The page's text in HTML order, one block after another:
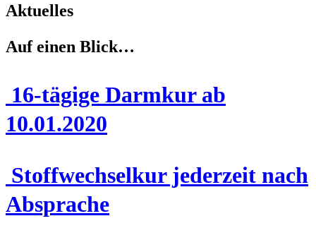
Aktuelles
Auf einen Blick…
16-tägige Darmkur ab
10.01.2020
Stoffwechselkur jederzeit nach
Absprache